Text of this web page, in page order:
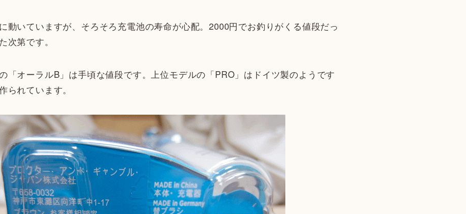
動いていますが、そろそろ充電池の寿命が心配。2000円でお釣りがくる値段だっ
次第です。
「オーラルB」は手頃な値段です。上位モデルの「PRO」はドイツ製のようです
られています。